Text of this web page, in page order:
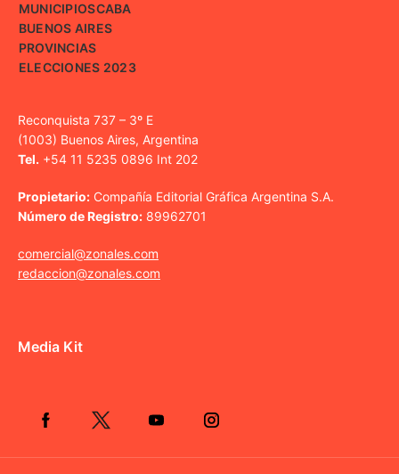
MUNICIPIOSCABA
BUENOS AIRES
PROVINCIAS
ELECCIONES 2023
Reconquista 737 – 3º E
(1003) Buenos Aires, Argentina
Tel. +54 11 5235 0896 Int 202
Propietario: Compañía Editorial Gráfica Argentina S.A.
Número de Registro: 89962701
comercial@zonales.com
redaccion@zonales.com
Media Kit